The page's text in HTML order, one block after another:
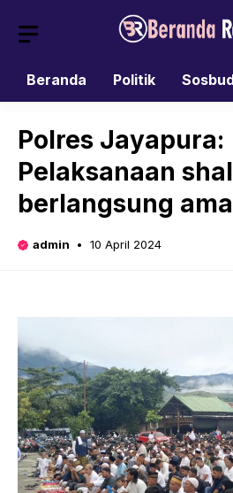
Beranda
Politik
Polres Jayapura:
Pelaksanaan
berlangsung
admin 10 April 2024